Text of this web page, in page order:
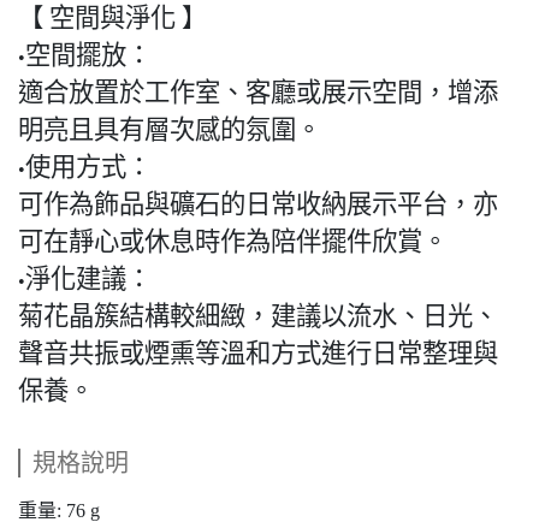
【 空間與淨化 】
•空間擺放：
適合放置於工作室、客廳或展示空間，增添
明亮且具有層次感的氛圍。
•使用方式：
可作為飾品與礦石的日常收納展示平台，亦
可在靜心或休息時作為陪伴擺件欣賞。
•淨化建議：
菊花晶簇結構較細緻，建議以流水、日光、
聲音共振或煙熏等溫和方式進行日常整理與
保養。
規格說明
重量: 76 g